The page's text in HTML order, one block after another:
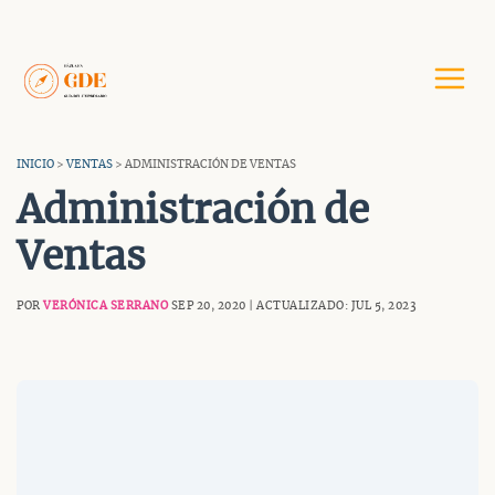
contenido
INICIO > VENTAS > ADMINISTRACIÓN DE VENTAS
Administración de
Ventas
POR VERÓNICA SERRANOSEP 20, 2020 | ACTUALIZADO: JUL 5, 2023